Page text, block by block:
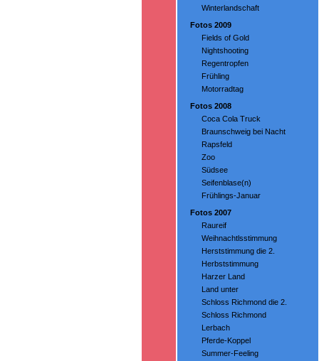
Winterlandschaft
Fotos 2009
Fields of Gold
Nightshooting
Regentropfen
Frühling
Motorradtag
Fotos 2008
Coca Cola Truck
Braunschweig bei Nacht
Rapsfeld
Zoo
Südsee
Seifenblase(n)
Frühlings-Januar
Fotos 2007
Raureif
Weihnachtlsstimmung
Herststimmung die 2.
Herbststimmung
Harzer Land
Land unter
Schloss Richmond die 2.
Schloss Richmond
Lerbach
Pferde-Koppel
Summer-Feeling